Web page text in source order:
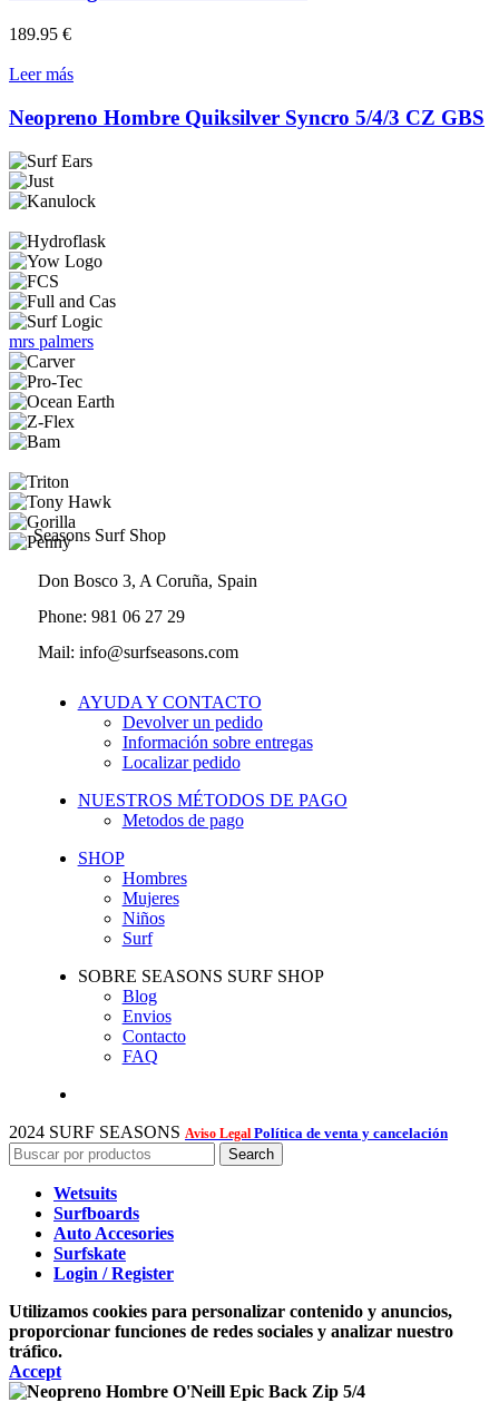
elegir
en
189.95 €
Leer más
Neopreno Hombre Quiksilver Syncro 5/4/3 CZ GBS
mrs palmers
Seasons Surf Shop
Don Bosco 3, A Coruña, Spain
Phone: 981 06 27 29
Mail: info@surfseasons.com
AYUDA Y CONTACTO
Devolver un pedido
Información sobre entregas
Localizar pedido
NUESTROS MÉTODOS DE PAGO
Metodos de pago
SHOP
Hombres
Mujeres
Niños
Surf
SOBRE SEASONS SURF SHOP
Blog
Envios
Contacto
FAQ
2024 SURF SEASONS Aviso Legal Política de venta y cancelación
Search
Wetsuits
Surfboards
Auto Accesories
Surfskate
Login / Register
Utilizamos cookies para personalizar contenido y anuncios,
proporcionar funciones de redes sociales y analizar nuestro
tráfico.
Accept